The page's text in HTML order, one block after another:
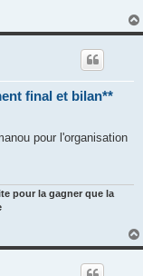
final et bilan**
pour l'organisation
pour la gagner que la